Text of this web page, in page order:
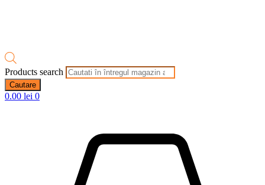
Products search
Cautare
0.00 lei 0